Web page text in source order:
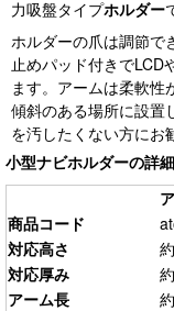
力吸盤タイプホルダー
ホルダーの爪は調節で
止めパッド付きでLCD
ます。アームは柔軟性
傾斜のある場所に設置
を汚したくない方にお
小型ナビホルダーの詳細
商品コード
対応高さ
対応厚み
アーム長